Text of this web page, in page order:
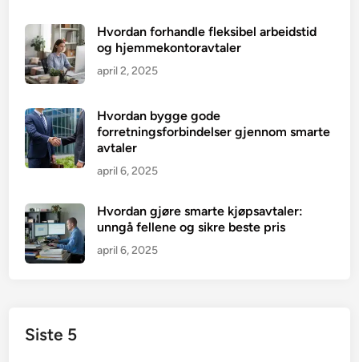
Hvordan forhandle fleksibel arbeidstid
og hjemmekontoravtaler
april 2, 2025
Hvordan bygge gode
forretningsforbindelser gjennom smarte
avtaler
april 6, 2025
Hvordan gjøre smarte kjøpsavtaler:
unngå fellene og sikre beste pris
april 6, 2025
Siste 5